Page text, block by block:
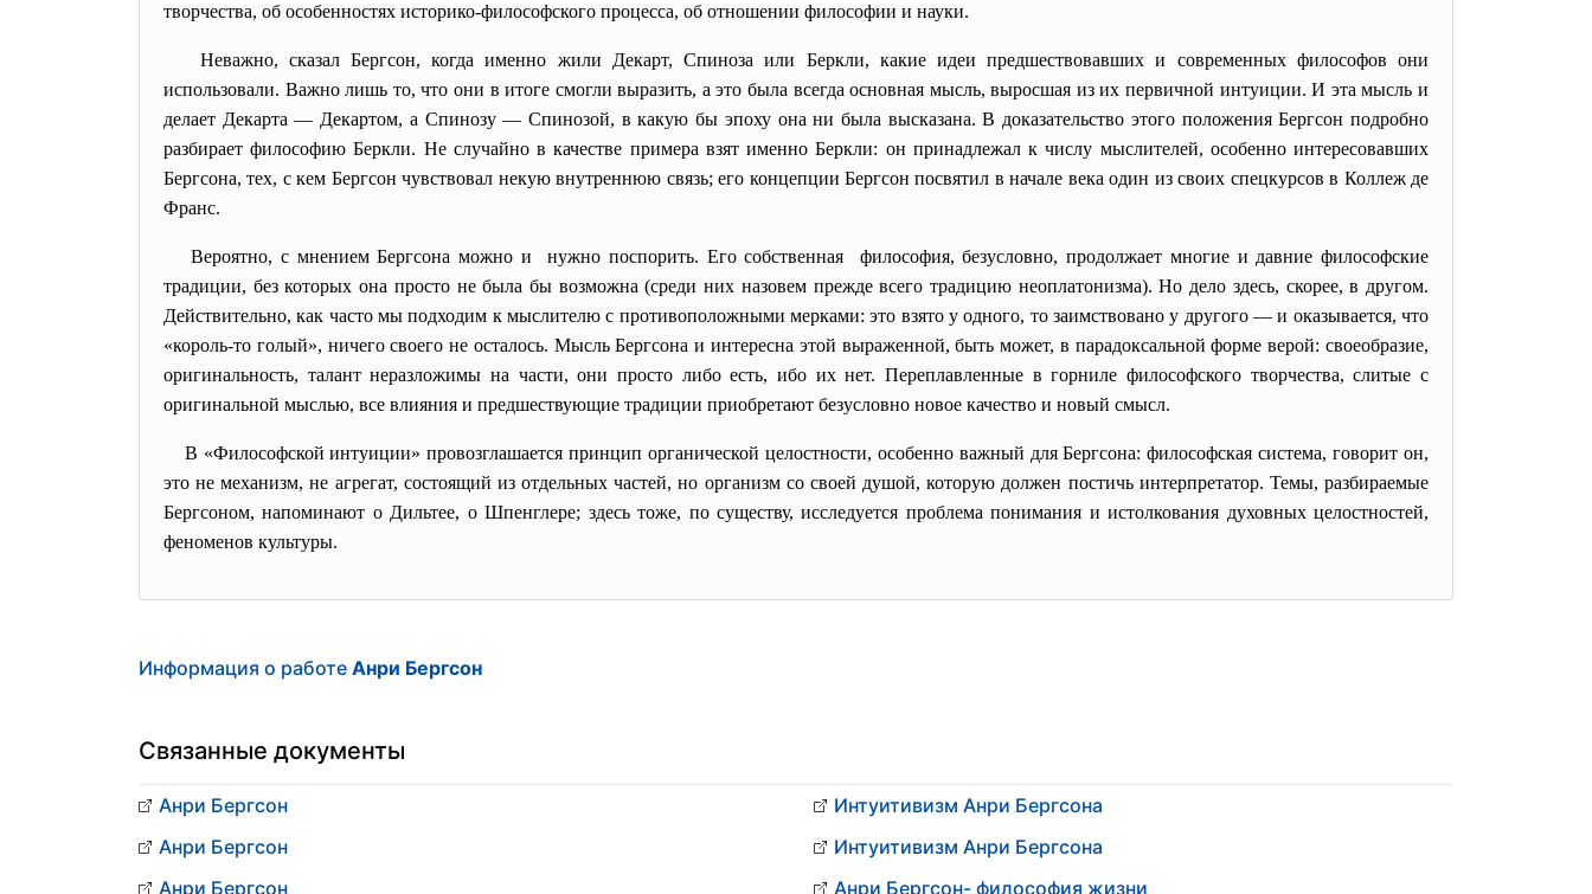
творчества, об особенностях историко-философского процесса, об отношении философии и науки.
Неважно, сказал Бергсон, когда именно жили Декарт, Спиноза или Беркли, какие идеи предшествовавших и современных философов они
использовали. Важно лишь то, что они в итоге смогли выразить, а это была всегда основная мысль, выросшая из их первичной интуиции. И эта мысль и
делает Декарта — Декартом, а Спинозу — Спинозой, в какую бы эпоху она ни была высказана. В доказательство этого положения Бергсон подробно
разбирает философию Беркли. Не случайно в качестве примера взят именно Беркли: он принадлежал к числу мыслителей, особенно интересовавших
Бергсона, тех, с кем Бергсон чувствовал некую внутреннюю связь; его концепции Бергсон посвятил в начале века один из своих спецкурсов в Коллеж де
Франс.
Вероятно, с мнением Бергсона можно и нужно поспорить. Его собственная философия, безусловно, продолжает многие и давние философские
традиции, без которых она просто не была бы возможна (среди них назовем прежде всего традицию неоплатонизма). Но дело здесь, скорее, в другом.
Действительно, как часто мы подходим к мыслителю с противоположными мерками: это взято у одного, то заимствовано у другого — и оказывается, что
«король-то голый», ничего своего не осталось. Мысль Бергсона и интересна этой выраженной, быть может, в парадоксальной форме верой: своеобразие,
оригинальность, талант неразложимы на части, они просто либо есть, ибо их нет. Переплавленные в горниле философского творчества, слитые с
оригинальной мыслью, все влияния и предшествующие традиции приобретают безусловно новое качество и новый смысл.
В «Философской интуиции» провозглашается принцип органической целостности, особенно важный для Бергсона: философская система, говорит он,
это не механизм, не агрегат, состоящий из отдельных частей, но организм со своей душой, которую должен постичь интерпретатор. Темы, разбираемые
Бергсоном, напоминают о Дильтее, о Шпенглере; здесь тоже, по существу, исследуется проблема понимания и истолкования духовных целостностей,
феноменов культуры.
Информация о работе Анри Бергсон
Связанные документы
Анри Бергсон
Анри Бергсон
Анри Бергсон
Интуитивизм Анри Бергсона
Интуитивизм Анри Бергсона
Анри Бергсон- философия жизни